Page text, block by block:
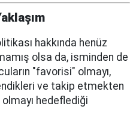
hakkında henüz
olsa da, isminden de
"favorisi" olmayı,
ve takip etmekten
hedeflediği